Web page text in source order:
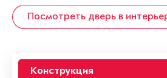
Посмотреть дверь в
Конструкция